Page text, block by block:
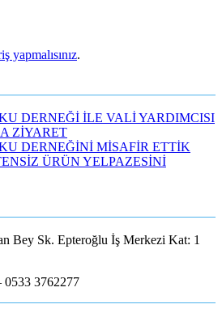
yapmalısınız.
DERNEĞİ İLE VALİ YARDIMCISI
ZİYARET
DERNEĞİNİ MİSAFİR ETTİK
ÜRÜN YELPAZESİNİ
Bey Sk. Epteroğlu İş Merkezi Kat: 1
0533 3762277